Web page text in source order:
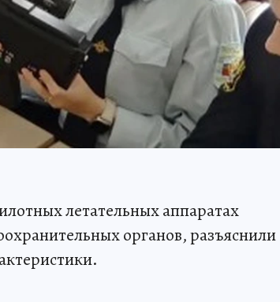
летательных аппаратах
органов, разъяснили